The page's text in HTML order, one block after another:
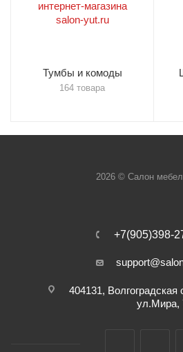
Тумбы и комоды
164 товара
2026 © Салон
+7(905)398-
404131, Волгоградская
ул.Мира,